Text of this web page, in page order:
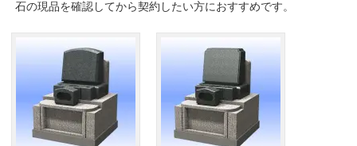
石の現品を確認してから契約したい方におすすめです。